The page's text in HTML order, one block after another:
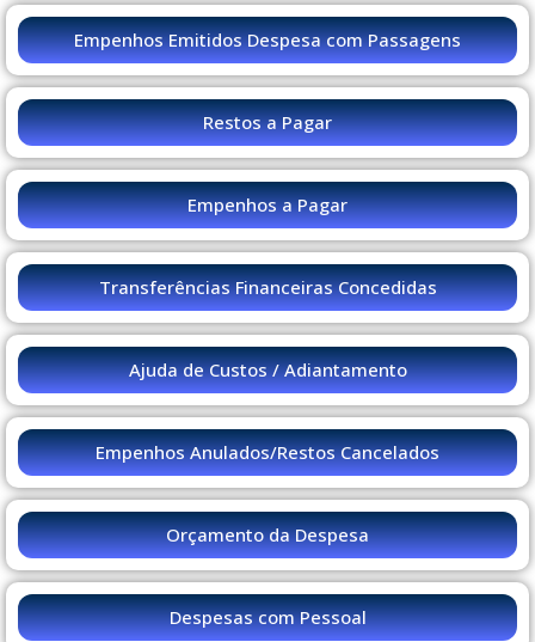
Empenhos Emitidos Despesa com Passagens
Restos a Pagar
Empenhos a Pagar
Transferências Financeiras Concedidas
Ajuda de Custos / Adiantamento
Empenhos Anulados/Restos Cancelados
Orçamento da Despesa
Despesas com Pessoal